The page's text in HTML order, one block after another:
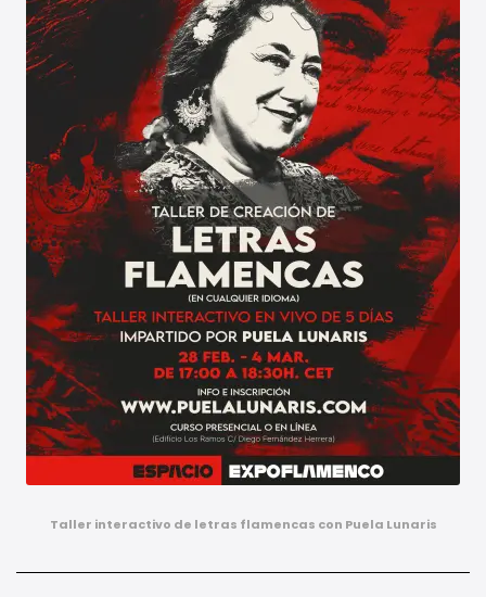
Taller interactivo de letras flamencas con Puela Lunaris